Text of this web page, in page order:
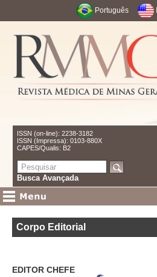
Português
ISSN (on-line): 2238-3182
ISSN (Impressa): 0103-880X
CAPES/Qualis: B2
Busca Avançada
Corpo Editorial
EDITOR CHEFE